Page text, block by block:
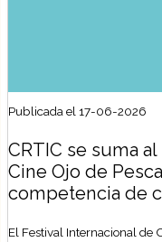
Publicada el 17-06-2026
CRTIC se suma
Cine Ojo de
competencia de
El Festival Internacional de